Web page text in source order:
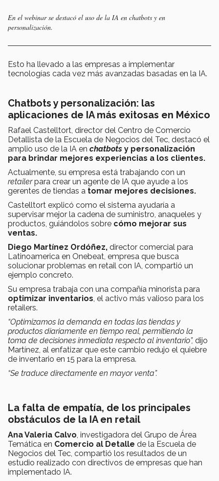
En el webinar se destacó el uso de la IA en chatbots y en
personalización.
Esto ha llevado a las empresas a implementar
tecnologías cada vez más avanzadas basadas en la IA.
Chatbots y personalización: las
aplicaciones de IA más exitosas en México
Rafael Castelltort, director del Centro de Comercio
Detallista de la Escuela de Negocios del Tec, destacó el
amplio uso de la IA en chatbots y personalización
para brindar mejores experiencias a los clientes.
Actualmente, su empresa está trabajando con un
retailerpara crear un agente de IA que ayude a los
gerentes de tiendas a tomar mejores decisiones.
Castelltort explicó como el sistema ayudaría a
supervisar mejor la cadena de suministro, anaqueles y
productos, guiándolos sobre cómo mejorar sus
ventas.
Diego Martínez Ordóñez, director comercial para
Latinoamerica en Onebeat, empresa que busca
solucionar problemas en retail con IA, compartió un
ejemplo concreto.
Su empresa trabaja con una compañía minorista para
optimizar inventarios, el activo más valioso para los
retailers.
“Optimizamos la demanda en todas las tiendas y
productos diariamente en tiempo real, permitiendo la
toma de decisiones inmediata respecto al inventario”, dijo
Martínez, al enfatizar que este cambio redujo el quiebre
de inventario en 15 para la empresa.
“Se traduce directamente en mayor venta”.
La falta de empatía, de los principales
obstáculos de la IA en retail
Ana Valeria Calvo, investigadora del Grupo de Área
Temática en Comercio al Detalle de la Escuela de
Negocios del Tec, compartió los resultados de un
estudio realizado con directivos de empresas que han
implementado IA.